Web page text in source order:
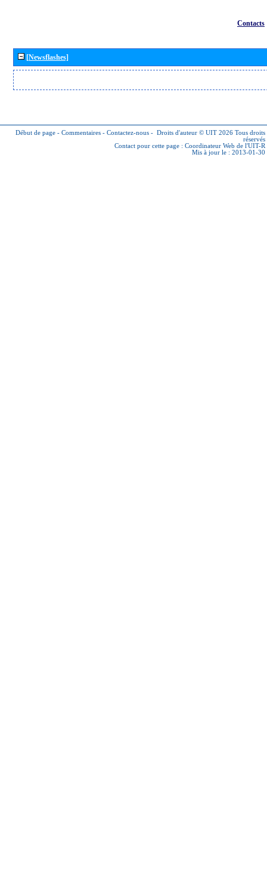
Contacts
[Newsflashes]
Début de page - Commentaires - Contactez-nous - Droits d'auteur © UIT 2026 Tous droits
réservés
Contact pour cette page : Coordinateur Web de l'UIT-R
Mis à jour le : 2013-01-30